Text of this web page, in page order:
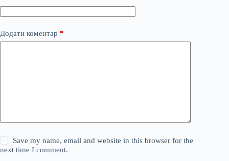
Додати коментар *
Save my name, email and website in this browser for the
next time I comment.